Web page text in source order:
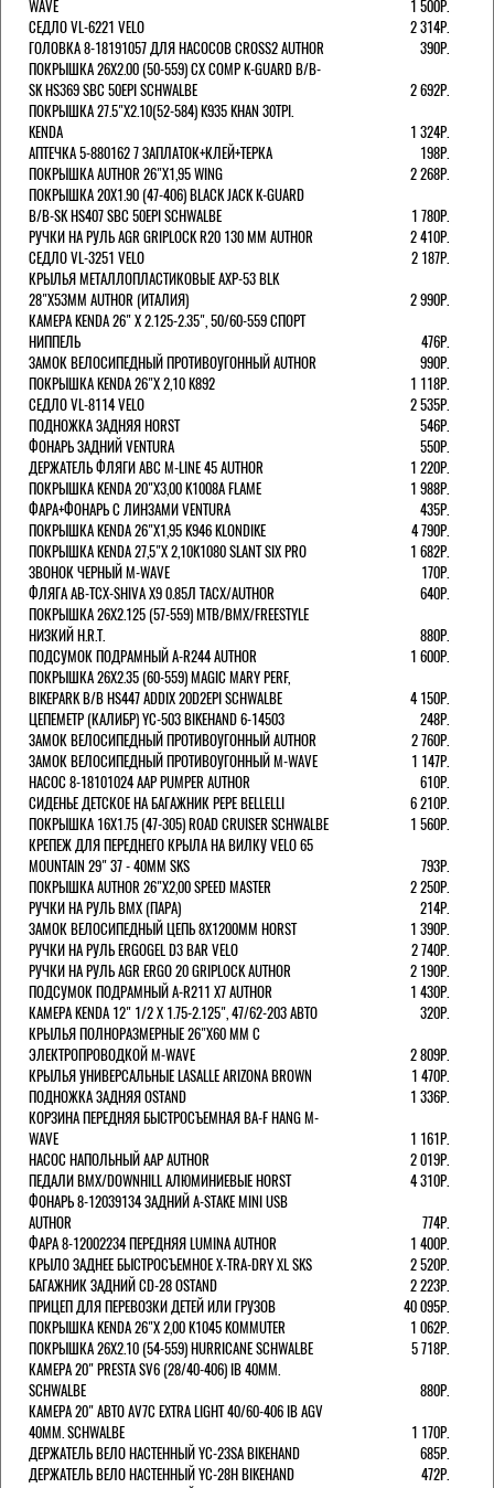
WAVE
1 500Р.
СЕДЛО VL-6221 VELO
2 314Р.
ГОЛОВКА 8-18191057 ДЛЯ НАСОСОВ CROSS2 AUTHOR
390Р.
ПОКРЫШКА 26X2.00 (50-559) CX COMP K-GUARD B/B-
SK HS369 SBC 50EPI SCHWALBE
2 692Р.
ПОКРЫШКА 27.5"Х2.10(52-584) K935 KHAN 30TPI.
KENDA
1 324Р.
АПТЕЧКА 5-880162 7 ЗАПЛАТОК+КЛЕЙ+ТЕРКА
198Р.
ПОКРЫШКА AUTHOR 26"Х1,95 WING
2 268Р.
ПОКРЫШКА 20X1.90 (47-406) BLACK JACK K-GUARD
B/B-SK HS407 SBC 50EPI SCHWALBE
1 780Р.
РУЧКИ НА РУЛЬ AGR GRIPLOCK R20 130 ММ AUTHOR
2 410Р.
СЕДЛО VL-3251 VELO
2 187Р.
КРЫЛЬЯ МЕТАЛЛОПЛАСТИКОВЫЕ AXP-53 BLK
28"Х53ММ AUTHOR (ИТАЛИЯ)
2 990Р.
КАМЕРА KENDA 26" Х 2.125-2.35", 50/60-559 СПОРТ
НИППЕЛЬ
476Р.
ЗАМОК ВЕЛОСИПЕДНЫЙ ПРОТИВОУГОННЫЙ AUTHOR
990Р.
ПОКРЫШКА KENDA 26"Х 2,10 K892
1 118Р.
СЕДЛО VL-8114 VELO
2 535Р.
ПОДНОЖКА ЗАДНЯЯ HORST
546Р.
ФОНАРЬ ЗАДНИЙ VENTURA
550Р.
ДЕРЖАТЕЛЬ ФЛЯГИ АВС M-LINE 45 AUTHOR
1 220Р.
ПОКРЫШКА KENDA 20"Х3,00 K1008A FLAME
1 988Р.
ФАРА+ФОНАРЬ С ЛИНЗАМИ VENTURA
435Р.
ПОКРЫШКА KENDA 26"Х1,95 K946 KLONDIKE
4 790Р.
ПОКРЫШКА KENDA 27,5"Х 2,10K1080 SLANT SIX PRO
1 682Р.
ЗВОНОК ЧЕРНЫЙ M-WAVE
170Р.
ФЛЯГА AB-TCX-SHIVA X9 0.85Л TACX/AUTHOR
640Р.
ПОКРЫШКА 26X2.125 (57-559) MTB/BMX/FREESTYLE
НИЗКИЙ H.R.T.
880Р.
ПОДСУМОК ПОДРАМНЫЙ A-R244 AUTHOR
1 600Р.
ПОКРЫШКА 26X2.35 (60-559) MAGIC MARY PERF,
BIKEPARK B/B HS447 ADDIX 20D2EPI SCHWALBE
4 150Р.
ЦЕПЕМЕТР (КАЛИБР) YC-503 BIKEHAND 6-14503
248Р.
ЗАМОК ВЕЛОСИПЕДНЫЙ ПРОТИВОУГОННЫЙ AUTHOR
2 760Р.
ЗАМОК ВЕЛОСИПЕДНЫЙ ПРОТИВОУГОННЫЙ M-WAVE
1 147Р.
НАСОС 8-18101024 AAP PUMPER AUTHOR
610Р.
СИДЕНЬЕ ДЕТСКОЕ НА БАГАЖНИК PEPE BELLELLI
6 210Р.
ПОКРЫШКА 16X1.75 (47-305) ROAD CRUISER SCHWALBE
1 560Р.
КРЕПЕЖ ДЛЯ ПЕРЕДНЕГО КРЫЛА НА ВИЛКУ VELO 65
MOUNTAIN 29" 37 - 40ММ SKS
793Р.
ПОКРЫШКА AUTHOR 26"Х2,00 SPEED MASTER
2 250Р.
РУЧКИ НА РУЛЬ BMX (ПАРА)
214Р.
ЗАМОК ВЕЛОCИПЕДНЫЙ ЦЕПЬ 8Х1200ММ HORST
1 390Р.
РУЧКИ НА РУЛЬ ERGOGEL D3 BAR VELO
2 740Р.
РУЧКИ НА РУЛЬ AGR ERGO 20 GRIPLOCK AUTHOR
2 190Р.
ПОДСУМОК ПОДРАМНЫЙ A-R211 X7 AUTHOR
1 430Р.
КАМЕРА KENDA 12" 1/2 Х 1.75-2.125", 47/62-203 АВТО
320Р.
КРЫЛЬЯ ПОЛНОРАЗМЕРНЫЕ 26"Х60 ММ С
ЭЛЕКТРОПРОВОДКОЙ M-WAVE
2 809Р.
КРЫЛЬЯ УНИВЕРСАЛЬНЫЕ LASALLE ARIZONA BROWN
1 470Р.
ПОДНОЖКА ЗАДНЯЯ OSTAND
1 336Р.
КОРЗИНА ПЕРЕДНЯЯ БЫСТРОСЪЕМНАЯ BA-F HANG M-
WAVE
1 161Р.
НАСОС НАПОЛЬНЫЙ AAP AUTHOR
2 019Р.
ПЕДАЛИ BMX/DOWNHILL АЛЮМИНИЕВЫЕ HORST
4 310Р.
ФОНАРЬ 8-12039134 ЗАДНИЙ A-STAKE MINI USB
AUTHOR
774Р.
ФАРА 8-12002234 ПЕРЕДНЯЯ LUMINA AUTHOR
1 400Р.
КРЫЛО ЗАДНЕЕ БЫСТРОСЪЕМНОЕ X-TRA-DRY XL SKS
2 520Р.
БАГАЖНИК ЗАДНИЙ CD-28 OSTAND
2 223Р.
ПРИЦЕП ДЛЯ ПЕРЕВОЗКИ ДЕТЕЙ ИЛИ ГРУЗОВ
40 095Р.
ПОКРЫШКА KENDA 26"Х 2,00 K1045 KOMMUTER
1 062Р.
ПОКРЫШКА 26X2.10 (54-559) HURRICANE SCHWALBE
5 718Р.
КАМЕРА 20" PRESTA SV6 (28/40-406) IB 40MM.
SCHWALBE
880Р.
КАМЕРА 20" АВТО AV7C EXTRA LIGHT 40/60-406 IB AGV
40MM. SCHWALBE
1 170Р.
ДЕРЖАТЕЛЬ ВЕЛО НАСТЕННЫЙ YC-23SA BIKEHAND
685Р.
ДЕРЖАТЕЛЬ ВЕЛО НАСТЕННЫЙ YC-28H BIKEHAND
472Р.